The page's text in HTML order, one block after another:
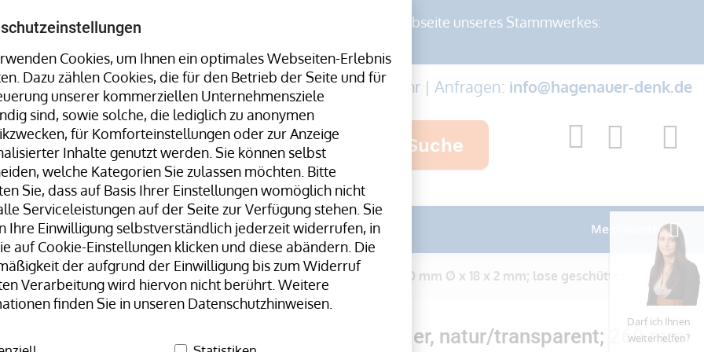
Cookies, um Ihnen ein optimales Webseiten-Erlebnis
Dazu zählen Cookies, die für den Betrieb der Seite und für
unserer kommerziellen Unternehmensziele
sind, sowie solche, die lediglich zu anonymen
für Komforteinstellungen oder zur Anzeige
Inhalte genutzt werden. Sie können selbst
welche Kategorien Sie zulassen möchten. Bitte
Sie, dass auf Basis Ihrer Einstellungen womöglich nicht
Serviceleistungen auf der Seite zur Verfügung stehen. Sie
Ihre Einwilligung selbstverständlich jederzeit widerrufen, in
auf Cookie-Einstellungen klicken und diese abändern. Die
der aufgrund der Einwilligung bis zum Widerruf
Verarbeitung wird hiervon nicht berührt. Weitere
finden Sie in unseren Datenschutzhinweisen.
Stretchwickler uvm. finden Sie auf der Webseite unseres Stammwerkes:
Hotline:+49 8323 9660-0| Mo-Fr 07:30-17:00 Uhr | Anfragen: info@hagenauer-denk.de
Suche
Unser Team H+D Stammwerk Mein Konto
Naturkautschuk Gummibänder, natur/transparent; 260 mm Ø x 18 x 2 mm; lose geschüttet
Gummibänder, natur/transparent; 260 mm
Darf ich Ihnen
weiterhelfen?